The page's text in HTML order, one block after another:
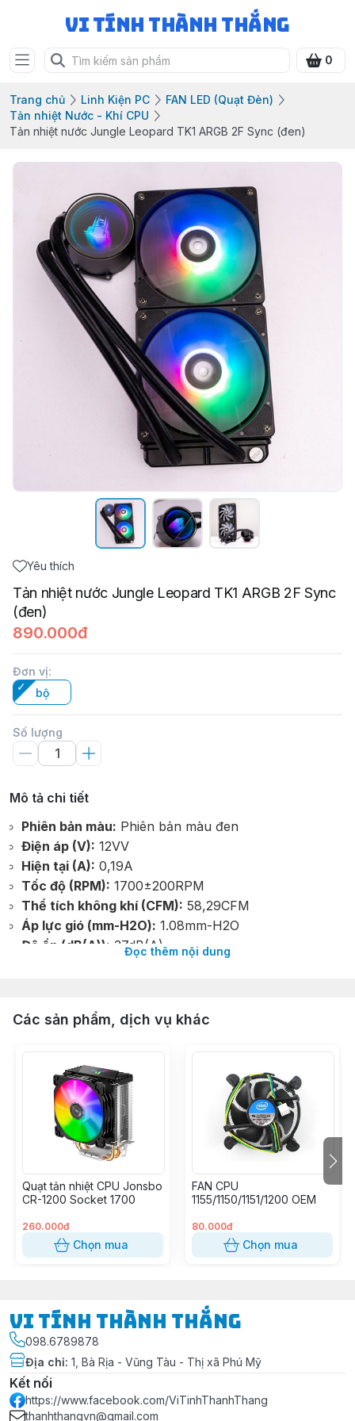
Vi Tính Thành Thắng
0
Trang chủ Linh Kiện PC
FAN LED (Quạt Đèn)
Tản nhiệt Nước - Khí CPU
Tản nhiệt nước Jungle Leopard TK1 ARGB 2F Sync (đen)
Yêu thích
Tản nhiệt nước Jungle Leopard TK1 ARGB 2F Sync
(đen)
890.000đ
Đơn vị:
bộ
Số lượng
Mô tả chi tiết
Phiên bản màu: Phiên bản màu đen
Điện áp (V): 12VV
Hiện tại (A): 0,19A
Tốc độ (RPM): 1700±200RPM
Thể tích không khí (CFM): 58,29CFM
Áp lực gió (mm-H2O): 1.08mm-H2O
Độ ồn (dB(A)): 37dB(A)
Đọc thêm nội dung
Các sản phẩm, dịch vụ khác
Quạt tản nhiệt CPU Jonsbo
CR-1200 Socket 1700
260.000đ
Chọn mua
FAN CPU
1155/1150/1151/1200 OEM
80.000đ
Chọn mua
Vi Tính Thành Thắng
098.6789878
Địa chỉ: 1, Bà Rịa - Vũng Tàu - Thị xã Phú Mỹ
Kết nối
https://www.facebook.com/ViTinhThanhThang
thanhthangvn@gmail.com